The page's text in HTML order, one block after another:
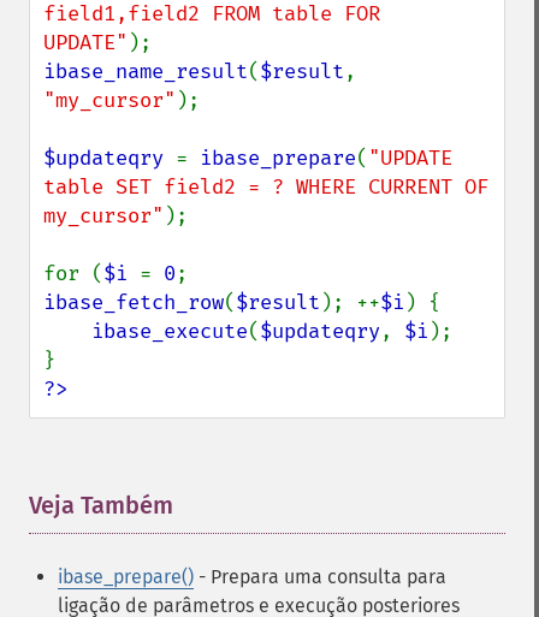
field1,field2 FROM table FOR
UPDATE"
ibase_name_result($result
"my_cursor" );
$updateqry = ibase_prepare( "UPDATE
table SET field2 = ? WHERE CURRENT OF
my_cursor" );
for ($i = 0
ibase_fetch_row($result ); ++$i ) {
ibase_execute($updateqry, $i );
?>
Veja Também
ibase_prepare() - Prepara uma consulta para
ligação de parâmetros e execução posteriores